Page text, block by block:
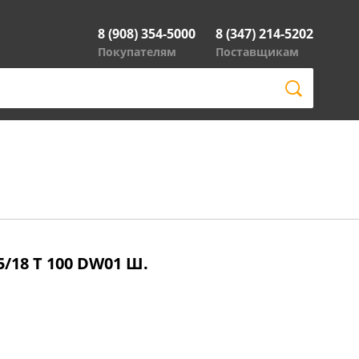
8 (908) 354-5000
Покупателям
8 (347) 214-5202
Поставщикам
T 100 DW01 Ш.